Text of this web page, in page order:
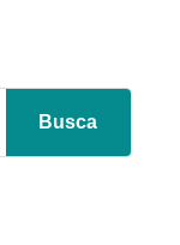
Busca